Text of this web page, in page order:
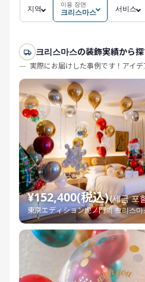
지역
이용 장면
크리스마스 서비스
크리스마스の装飾実績から
実際にお届けした事例です！アイデ
¥152,400(税込)(세금 포
東京エディション虎ノ門의 크리스